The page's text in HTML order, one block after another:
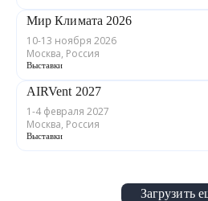
Мир Климата 2026
10-13 ноября 2026
Москва, Россия
Выставки
AIRVent 2027
1-4 февраля 2027
Москва, Россия
Выставки
Загрузить